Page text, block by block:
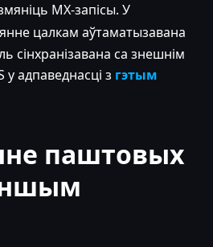
MX-запісы. У
цалкам аўтаматызавана
сінхранізавана са знешнім
у адпаведнасці з гэтым
паштовых